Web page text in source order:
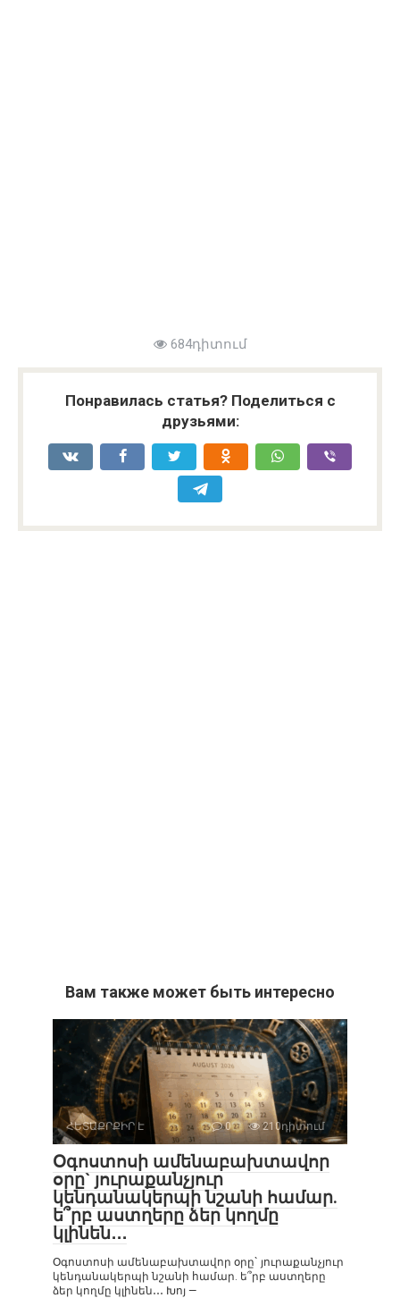
684դիտում
Понравилась статья? Поделиться с
друзьями:
Вам также может быть интересно
ՀԵՏԱՔՐՔԻՐ Է 0 210դիտում
Օգոստոսի ամենաբախտավոր
օրը` յուրաքանչյուր
կենդանակերպի նշանի համար.
ե՞րբ աստղերը ձեր կողմը
կլինեն․․․
Օգոստոսի ամենաբախտավոր օրը` յուրաքանչյուր
կենդանակերպի նշանի համար. ե՞րբ աստղերը
ձեր կողմը կլինեն․․․ Խոյ —